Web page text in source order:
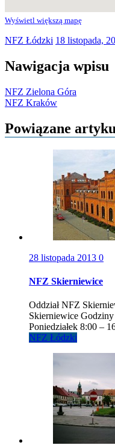
Wyświetl większą mapę
NFZ Łódzki 18 listopada,
Nawigacja wpisu
NFZ Zielona Góra
NFZ Kraków
Powiązane
28 listopada 2013 0
NFZ Skierniewice
Oddział NFZ
Skierniewice
Poniedziałek 8:00 –
NFZ Łódzki